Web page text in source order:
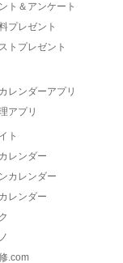
ト＆アンケート
プレゼント
トプレゼント
レンダーアプリ
アプリ
ト
レンダー
カレンダー
レンダー
.com